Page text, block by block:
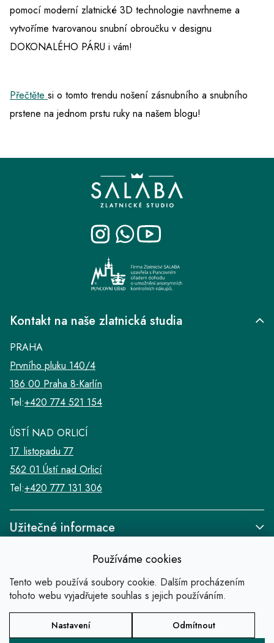
Používáme cookies
Tento web používá soubory cookie. Dalším procházením
tohoto webu vyjadřujete souhlas s jejich používáním.
Odmítnout
Nastavení
pomocí moderní zlatnické 3D technologie navrhneme a
vytvoříme tvarovanou snubní obroučku v designu
DOKONALÉHO PÁRU i vám!
Přečtěte si o tomto trendu nošení zásnubního a snubního
prstene na jednom prstu ruky na našem blogu!
Užitečné informace
Kontakt na naše zlatnická studia
PRAHA
Prvního pluku 140/4
186 00 Praha 8-Karlín
Tel:+420 774 521 154
ÚSTÍ NAD ORLICÍ
17. listopadu 77
562 01 Ústí nad Orlicí
Tel:+420 777 131 306
Copyright 2026SALABA zlatnické studio.